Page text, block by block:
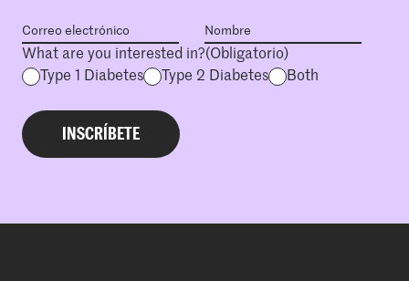
What are you interested in?(Obligatorio)
Type 1 Diabetes
Type 2 Diabetes Both